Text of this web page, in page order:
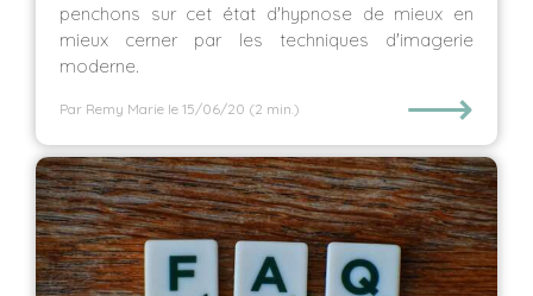
penchons sur cet état d'hypnose de mieux en
mieux cerner par les techniques d'imagerie
moderne.
Par Remy Marie le 15/06/20 (2 min.) ⟶